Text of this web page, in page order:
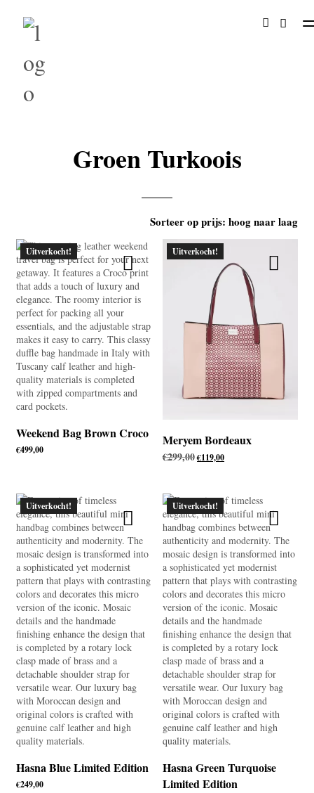
Groen Turkoois
Uitverkocht!
Weekend Bag Brown Croco
€499,00
Uitverkocht!
Meryem Bordeaux
€299,00Oorspronkelijke
prijs
€119,00Huidige
prijs
Uitverkocht!
Hasna Blue Limited Edition
€249,00
Uitverkocht!
Hasna Green Turquoise
Limited Edition